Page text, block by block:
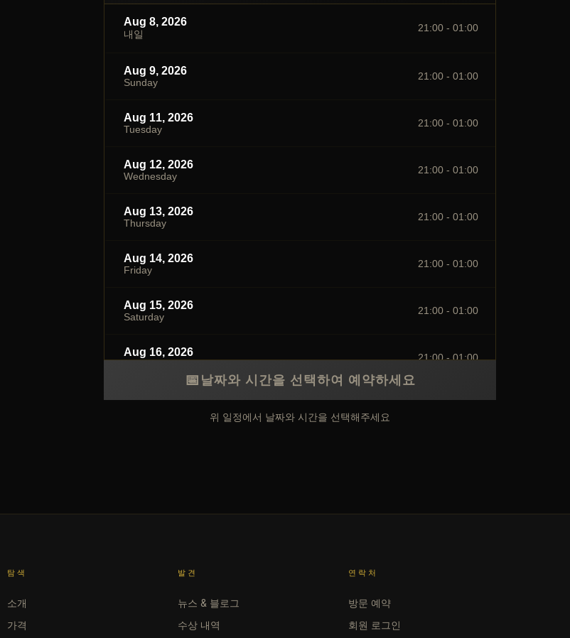
Aug 8, 2026
내일
21:00 - 01:00
Aug 9, 2026
Sunday
21:00 - 01:00
Aug 11, 2026
Tuesday
21:00 - 01:00
Aug 12, 2026
Wednesday
21:00 - 01:00
Aug 13, 2026
Thursday
21:00 - 01:00
Aug 14, 2026
Friday
21:00 - 01:00
Aug 15, 2026
Saturday
21:00 - 01:00
Aug 16, 2026
Sunday
21:00 - 01:00
📅 날짜와 시간을 선택하여 예약하세요
위 일정에서 날짜와 시간을 선택해주세요
탐색
소개
가격
발견
뉴스 & 블로그
수상 내역
연락처
방문 예약
회원 로그인